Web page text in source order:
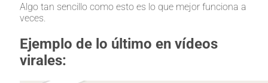
Algo tan sencillo como esto es lo que mejor funciona a
veces.
Ejemplo de lo último en vídeos
virales: